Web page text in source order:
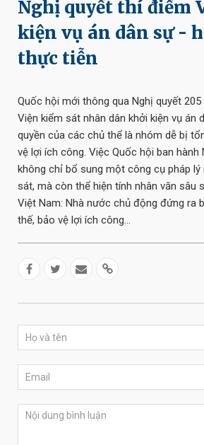
Nghị quyết thí điểm
kiện vụ án dân sự -
thực tiễn
Quốc hội mới thông qua Nghị quyết
Viện kiểm sát nhân dân khởi kiện vụ án
quyền của các chủ thể là nhóm dễ bị
vệ lợi ích công. Việc Quốc hội ban hành
không chỉ bổ sung một công cụ pháp lý
sát, mà còn thể hiện tính nhân văn sâu
Việt Nam: Nhà nước chủ động đứng ra
thế, bảo vệ lợi ích công...